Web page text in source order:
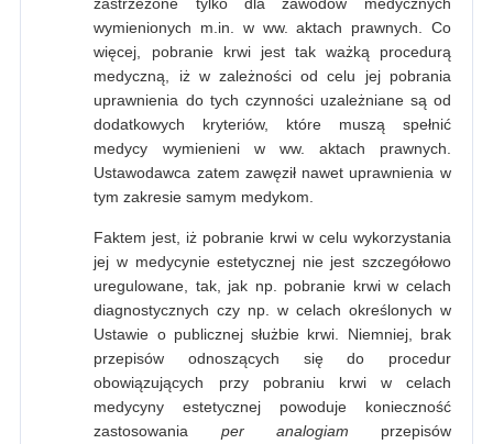
wymienionych m.in. w ww. aktach prawnych. Co
więcej, pobranie krwi jest tak ważką procedurą
medyczną, iż w zależności od celu jej pobrania
uprawnienia do tych czynności uzależniane są od
dodatkowych kryteriów, które muszą spełnić
medycy wymienieni w ww. aktach prawnych.
Ustawodawca zatem zawęził nawet uprawnienia w
tym zakresie samym medykom.
Faktem jest, iż pobranie krwi w celu wykorzystania
jej w medycynie estetycznej nie jest szczegółowo
uregulowane, tak, jak np. pobranie krwi w celach
diagnostycznych czy np. w celach określonych w
Ustawie o publicznej służbie krwi. Niemniej, brak
przepisów odnoszących się do procedur
obowiązujących przy pobraniu krwi w celach
medycyny estetycznej powoduje konieczność
zastosowania per analogiam przepisów